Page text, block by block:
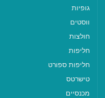
גופיות
ווסטים
חולצות
חליפות
חליפות ספורט
טישרטס
מכנסיים